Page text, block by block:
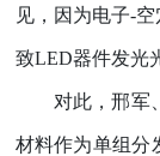
见，因为电子-空
致LED器件发光
对此，邢军
材料作为单组分